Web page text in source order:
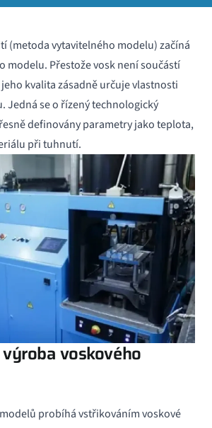
(metoda vytavitelného modelu) začíná
modelu. Přestože vosk není součástí
kvalita zásadně určuje vlastnosti
Jedná se o řízený technologický
definovány parametry jako teplota,
při tuhnutí.
voskového
probíhá vstřikováním voskové